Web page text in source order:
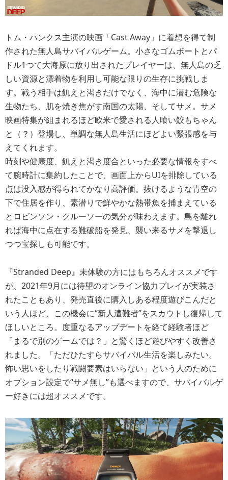
トム・ハンクス主演の映画「Cast Away」に着想を得て制
作された無人島サバイバルゲーム。小さなゴムボートとパ
ドル1つで大海原に放り出されたプレイヤーは、無人島の乏
しい資源と漂着物を利用し可能な限りの生存に挑戦しま
す。戦う相手は飢えと渇きだけでなく、海中に潜む危険な
生物たち、肌を焼き焦がす南国の太陽、そしてサメ。サメ
映画特集が組まれるほど欧米で愛される人喰い鮫もちゃん
と（？）登場し、単調な無人島生活にほどよい緊張感を与
えてくれます。
時刻や健康度、飢えと渇き度合といった必要な情報をすべ
て腕時計に集約したことで、画面上からUIを排除している
点は没入感が得られてかなり高評価。抜けるような青空の
下で住居を作り、素潜りで鮮やかな熱帯魚を捕まえている
とロビンソン・クルーソーの気分が味わえます。島を離れ
れば海中に点在する難破船を発見、襲い来るサメを撃退し
つつ宝探しも可能です。
『Stranded Deep』未体験の方にはもちろんオススメです
が、2021年9月には待望のオンライン協力プレイが実装さ
れたこともあり、発売直後に購入しある程度遊びこんだと
いう人ほど、この機会に“新人遭難者”をスカウトし復帰して
ほしいところ。度重なるアップデートを経て経験者ほど
「まるで別のゲームでは？」と驚くほど遊びやすく改善さ
れました。「ただひたすらサバイバル生活を楽しみたい。
怖い思いをしたり戦闘要素はいらない」という人のために
オプション設定で“サメ無し”も選べますので、サバイバルゲ
ー好きには超オススメです。